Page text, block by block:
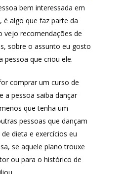
bem interessada em
é algo que faz parte da
vejo recomendações de
sobre o assunto eu gosto
pessoa que criou ele.
comprar um curso de
a pessoa saiba dançar
que tenha um
pessoas que dançam
dieta e exercícios eu
se aquele plano trouxe
ou para o histórico de